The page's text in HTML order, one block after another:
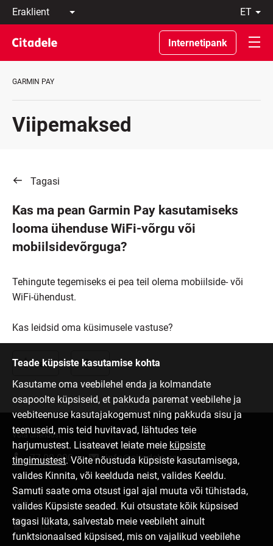
Eraklient
Äriklient
Pangast
C
REWARDS
et
Eesti
По-
русски
In
Internetipank
GARMIN PAY
Viipemaksed
Tagasi
Kas ma pean Garmin Pay kasutamiseks
looma ühenduse WiFi-võrgu või
mobiilsidevõrguga?
Tehingute tegemiseks ei pea teil olema mobiilside- või
WiFi-ühendust.
Kas leidsid oma küsimusele vastuse?
Jah Ei
Teade küpsiste kasutamise kohta
Kasutame oma veebilehel enda ja kolmandate
osapoolte küpsiseid, et pakkuda paremat veebilehe ja
veebiteenuse kasutajakogemust ning pakkuda sisu ja
teenuseid, mis teid huvitavad, lähtudes teie
harjumustest. Lisateavet leiate meie küpsiste
tingimustest. Võite nõustuda küpsiste kasutamisega,
valides Kinnita, või keelduda neist, valides Keeldu.
Samuti saate oma otsust igal ajal muuta või tühistada,
valides Küpsiste seaded. Kui otsustate kõik küpsised
tagasi lükata, salvestab meie veebileht ainult
funktsionaalsed küpsised, mis on vajalikud veebilehe
Võta ühendust
77 00 000 info@citadele.ee
Jälgi meid